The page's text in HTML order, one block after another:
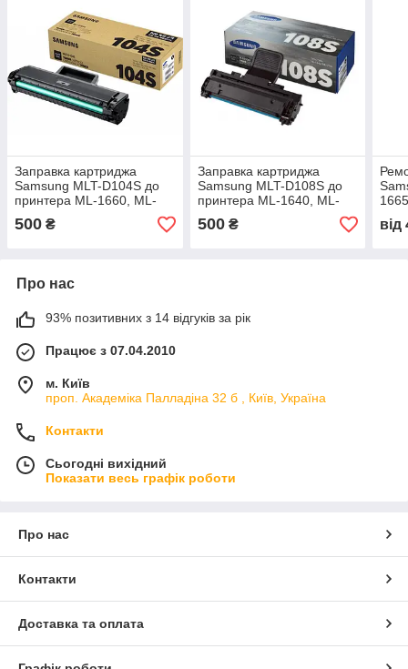
Заправка картриджа
Samsung MLT-D104S до
принтера ML-1660, ML-
3205
500 ₴
Заправка картриджа
Samsung MLT-D108S до
принтера ML-1640, ML-
1641, ML-2240, ML-2241
500₴ від
Про нас
93% позитивних з 14 відгуків за рік
Працює з 07.04.2010
м. Київ
проп. Академіка Палладіна 32 б , Київ, Україна
Контакти
Сьогодні вихідний
Показати весь графік роботи
Про нас
Контакти
Доставка та оплата